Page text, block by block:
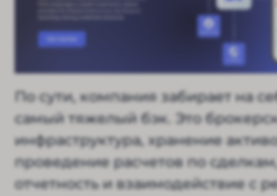
По сути, компания забирает на
самый тяжелый бэк. Это
инфраструктура, хранение
проведение расчетов по
отчетность и взаимодействие с